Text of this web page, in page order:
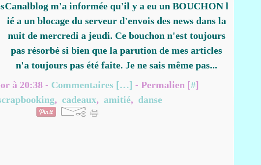
Canalblog m'a informée qu'il y a eu un BOUCHON l
ié a un blocage du serveur d'envois des news dans la
nuit de mercredi a jeudi. Ce bouchon n'est toujours
pas résorbé si bien que la parution de mes articles
n'a toujours pas été faite. Je ne sais même pas...
à 20:38 - Commentaires […] - Permalien [#]
, cadeaux, amitié, danse